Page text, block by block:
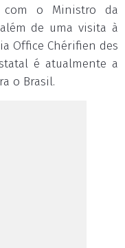
com o Ministro da
de uma visita à
Office Chérifien des
é atualmente a
o Brasil.